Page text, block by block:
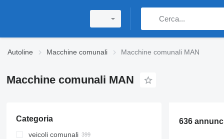
Autoline Macchine comunali Macchine comunali MAN
Macchine comunali MAN
Categoria
veicoli comunali
636